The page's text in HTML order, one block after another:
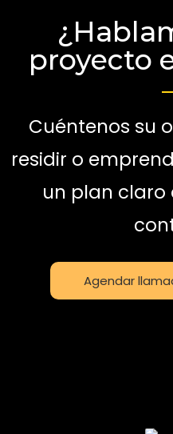
proyecto
Cuéntenos su
residir o
un plan claro
Agendar